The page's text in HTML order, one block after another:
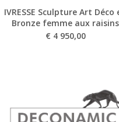
IVRESSE Sculpture Art Déco
Bronze femme aux raisins
€ 4 950,00